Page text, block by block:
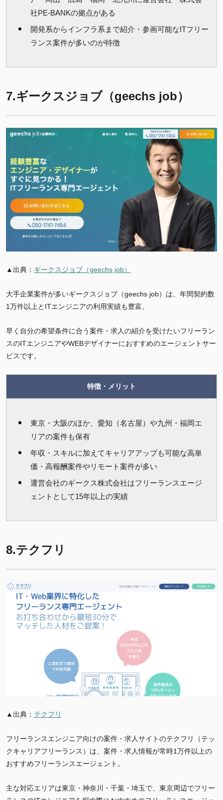
社PE-BANKの拠点がある
開発系からインフラ系まで紹介・参画可能なITフリー
ランス案件が多いのが特徴
7.ギークスジョブ（geechs job）
▲出典： ギークスジョブ（geechs job）
大手企業案件が多いギークスジョブ（geechs job）は、 年間契約数
1万件以上とITエンジニアの利用実績も豊富。
早く自分の希望条件に合う案件・求人の紹介を受けたいフリーラン
スのITエンジニアやWEBデザイナーにおすすめのエージェントサー
ビスです。
特徴・メリット
東京・大阪のほか、愛知（名古屋）や九州・福岡エ
リアの案件も保有
年収・スキルに加えてキャリアアップも可能な高単
価・高報酬案件やリモート案件が多い
運営会社のギークス株式会社はフリーランスエージ
ェントとして15年以上の実績
8.テクフリ
▲出典： テクフリ
フリーランスエンジニア向けの案件・求人サイトのテクフリ（テッ
クキャリアフリーランス）は、案件・求人情報が常時1万件以上の
おすすめフリーランスエージェント。
主な対応エリアは東京・神奈川・千葉・埼玉で、東京周辺でフリー